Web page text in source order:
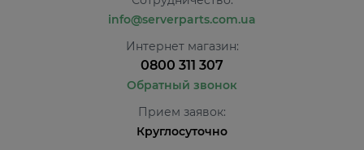
info@serverparts.com.ua
Интернет магазин:
0800 311 307
Обратный звонок
Прием заявок:
Круглосуточно